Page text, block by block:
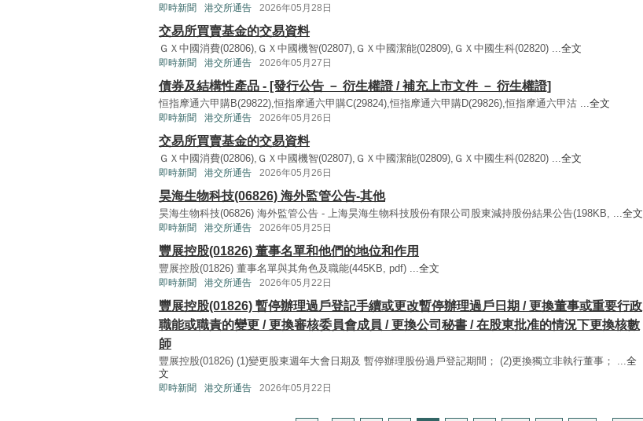
即時新聞 港交所通告 2026年05月28日
交易所買賣基金的交易資料
ＧＸ中國消費(02806),ＧＸ中國機智(02807),ＧＸ中國潔能(02809),ＧＸ中國生科(02820) ...全文
即時新聞 港交所通告 2026年05月27日
債券及結構性產品 - [發行公告 － 衍生權證 / 補充上市文件 － 衍生權證]
恒指摩通六甲購B(29822),恒指摩通六甲購C(29824),恒指摩通六甲購D(29826),恒指摩通六甲沽 ...全文
即時新聞 港交所通告 2026年05月26日
交易所買賣基金的交易資料
ＧＸ中國消費(02806),ＧＸ中國機智(02807),ＧＸ中國潔能(02809),ＧＸ中國生科(02820) ...全文
即時新聞 港交所通告 2026年05月26日
昊海生物科技(06826) 海外監管公告-其他
昊海生物科技(06826) 海外監管公告 - 上海昊海生物科技股份有限公司股東減持股份結果公告(198KB, ...全文
即時新聞 港交所通告 2026年05月25日
豐展控股(01826) 董事名單和他們的地位和作用
豐展控股(01826) 董事名單與其角色及職能(445KB, pdf) ...全文
即時新聞 港交所通告 2026年05月22日
豐展控股(01826) 暫停辦理過戶登記手續或更改暫停辦理過戶日期 / 更換董事或重要行政
職能或職責的變更 / 更換審核委員會成員 / 更換公司秘書 / 在股東批准的情況下更換核數
師
豐展控股(01826) (1)變更股東週年大會日期及 暫停辦理股份過戶登記期間； (2)更換獨立非執行董事； ...全
文
即時新聞 港交所通告 2026年05月22日